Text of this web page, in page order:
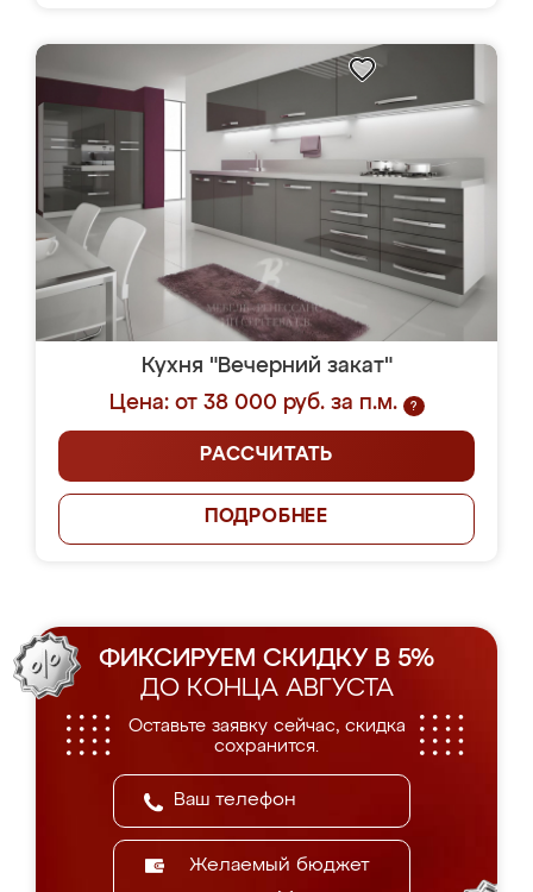
Кухня "Вечерний закат"
Цена: от 38 000 руб. за п.м.
?
РАССЧИТАТЬ
ПОДРОБНЕЕ
ФИКСИРУЕМ СКИДКУ В 5%
ДО КОНЦА АВГУСТА
Оставьте заявку сейчас, скидка
сохранится.
Желаемый бюджет